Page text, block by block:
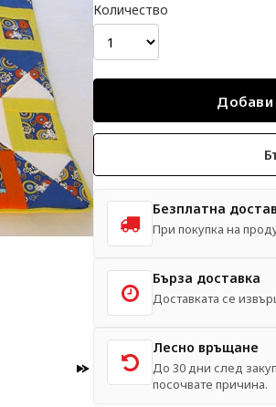
Количество
Безплатна
При покупка на
Бърза доставка
Доставката се
Лесно връщане
До 30 дни след
посочвате причина.